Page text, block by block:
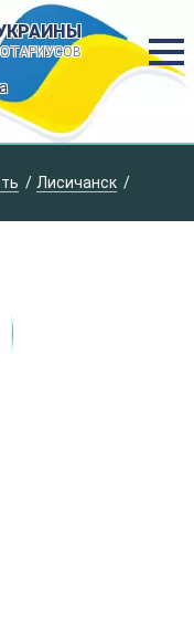
Лисичанск